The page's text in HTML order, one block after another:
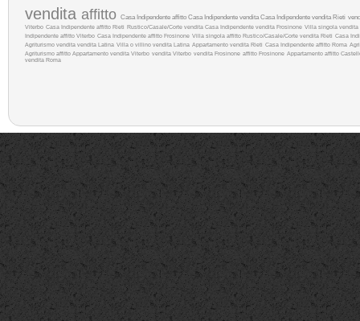
vendita affitto Casa Indipendente affitto Casa Indipendente venditaCasa Indipendente vendita Rieti
Viterbo Casa Indipendente affitto Rieti Rustico/Casale/Corte vendita Casa Indipendente vendita Frosinone Villa singola vendita
Indipendente affitto Viterbo Casa Indipendente affitto Frosinone Villa singola affitto Rustico/Casale/Corte vendita Rieti Casa
Agriturismo vendita vendita Latina Villa o villino vendita Latina Appartamento vendita Rieti Casa Indipendente affitto Roma
Agriturismo affitto Appartamento vendita Viterbo vendita Viterbo vendita Frosinone affitto Frosinone Appartamento affitto
vendita Roma